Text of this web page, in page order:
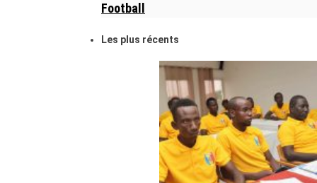
Football
Les plus récents